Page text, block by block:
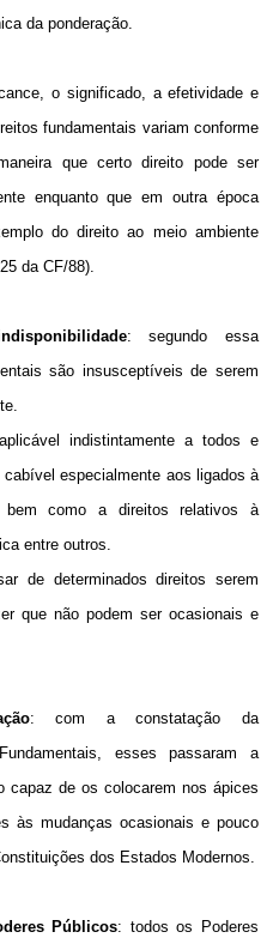
da ponderação.
o significado, a efetividade e
fundamentais variam conforme
que certo direito pode ser
enquanto que em outra época
do direito ao meio ambiente
da CF/88).
: segundo essa
são insusceptíveis de serem
indistintamente a todos e
especialmente aos ligados à
bem como a direitos relativos à
entre outros.
de determinados direitos serem
que não podem ser ocasionais e
: com a constatação da
esses passaram a
capaz de os colocarem nos ápices
às mudanças ocasionais e pouco
dos Estados Modernos.
Públicos: todos os Poderes